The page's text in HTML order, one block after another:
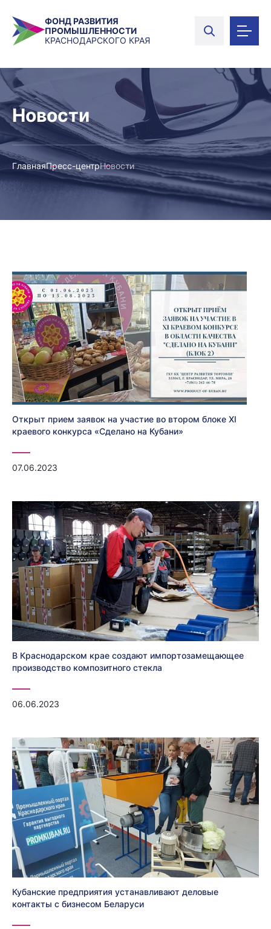
ФОНД РАЗВИТИЯ
ПРОМЫШЛЕННОСТИ
КРАСНОДАРСКОГО КРАЯ
Новости
ГлавнаяПресс-центрНовости
Открыт прием заявок на участие во втором блоке XI
краевого конкурса «Сделано на Кубани»
07.06.2023
В Краснодарском крае создают импортозамещающее
производство композитного стекла
06.06.2023
Кубанские предприятия устанавливают деловые
контакты с бизнесом Беларуси